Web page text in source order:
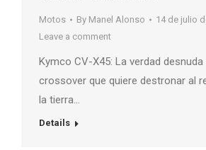
Motos By Manel Alonso
14 de julio
Leave a comment
Kymco CV-X45: La verdad
crossover que quiere destronar al
la tierra…
Details